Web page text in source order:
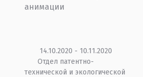
анимации
14.10.2020 - 10.11.2020
Отдел патентно-
технической и экологической